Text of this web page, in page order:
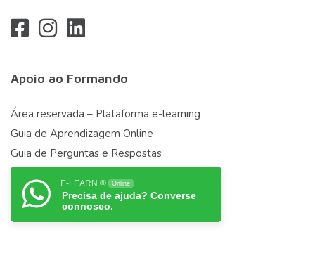
Apoio ao Formando
Área reservada – Plataforma e-learning
Guia de Aprendizagem Online
Guia de Perguntas e Respostas
E-LEARN ® Online
Precisa de ajuda? Converse
connosco.